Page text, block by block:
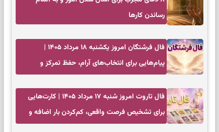
رساندن کار‌ها
فال فرشتگان امروز یکشنبه ۱۸ مرداد ۱۴۰۵ |
پیام‌هایی برای انتخاب‌های آرام، حفظ تمرکز و
فال تاروت امروز شنبه ۱۷ مرداد ۱۴۰۵ | کارت‌هایی
برای تشخیص فرصت واقعی، کم‌کردن بار اضافه و